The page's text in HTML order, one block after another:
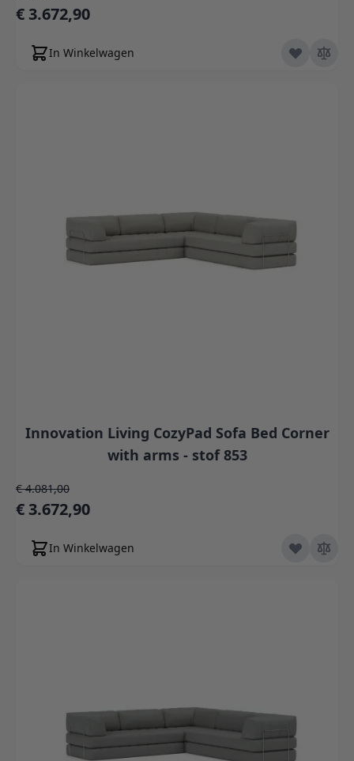
Speciale prijs
€ 3.672,90
In Winkelwagen
Innovation Living CozyPad Sofa Bed Corner
with arms - stof 853
Speciale prijs
€ 3.672,90
Normale prijs
€ 4.081,00
In Winkelwagen